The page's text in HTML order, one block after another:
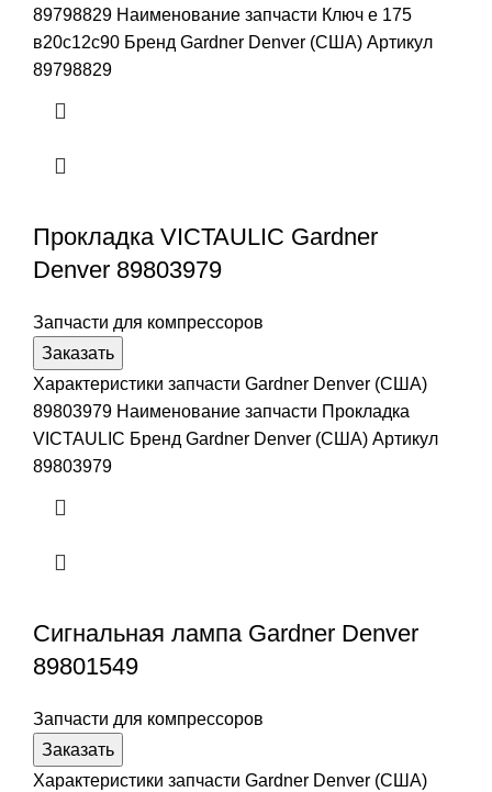
89798829 Наименование запчасти Ключ е 175
в20с12с90 Бренд Gardner Denver (США) Артикул
89798829
Прокладка VICTAULIC Gardner
Denver 89803979
Запчасти для компрессоров
Заказать
Характеристики запчасти Gardner Denver (США)
89803979 Наименование запчасти Прокладка
VICTAULIC Бренд Gardner Denver (США) Артикул
89803979
Сигнальная лампа Gardner Denver
89801549
Запчасти для компрессоров
Заказать
Характеристики запчасти Gardner Denver (США)